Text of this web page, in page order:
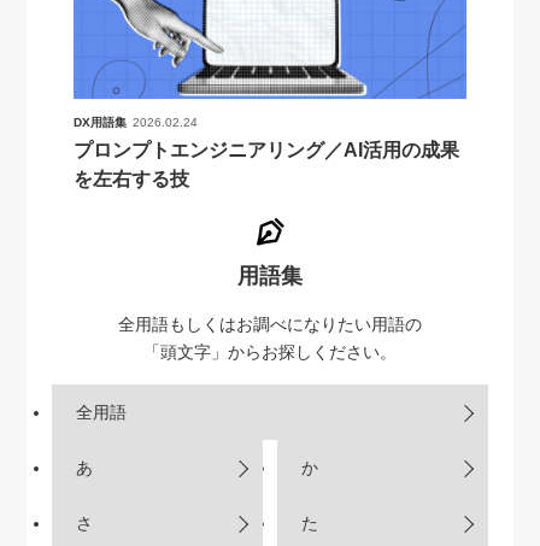
DX用語集 2026.02.24
プロンプトエンジニアリング／AI活用の成果
を左右する技
用語集
全用語もしくはお調べになりたい用語の
「頭文字」からお探しください。
全用語
あ か
さ た